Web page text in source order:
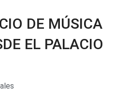
DE MÚSICA
EL PALACIO